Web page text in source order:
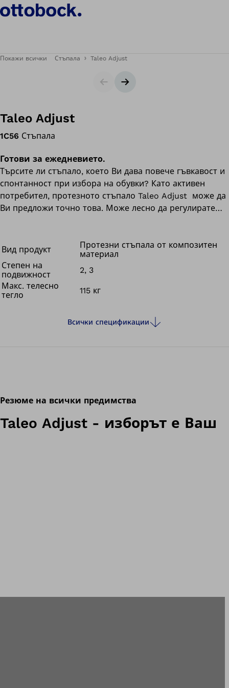
Покажи всички Стъпала Taleo Adjust
СлайдерСледващ слайд
Taleo Adjust
1C56 Стъпала
Готови за ежедневието.
Търсите ли стъпало, което Ви дава повече гъвкавост и
спонтанност при избора на обувки? Като активен
потребител, протезното стъпало Taleo Adjust може да
Ви предложи точно това. Може лесно да регулирате
дейността.
Това е повече от протезно стъпало. Това е основа.
Вид продукт
Протезни стъпала от композитен
материал
Степен на
подвижност
2, 3
Макс. телесно
тегло
115 кг
Всички спецификации
Резюме на всички предимства
Taleo Adjust - изборът е Ваш